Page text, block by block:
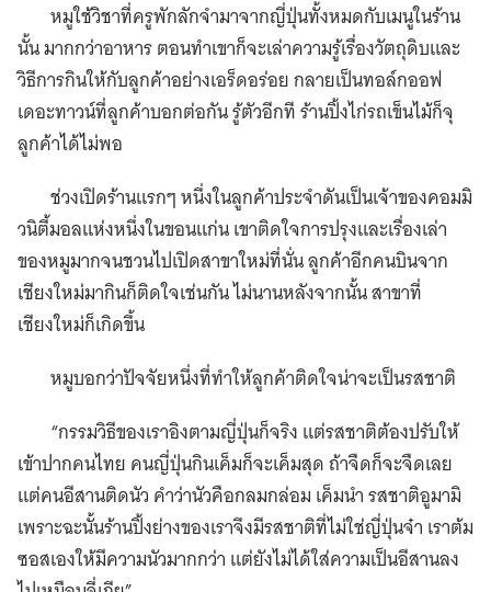
หมูใช้วิชาที่ครูพักลักจำมาจากญี่ปุ่นทั้งหมดกับเมนูในร้าน
นั้น มากกว่าอาหาร ตอนทำเขาก็จะเล่าความรู้เรื่องวัตถุดิบและ
วิธีการกินให้กับลูกค้าอย่างเอร็ดอร่อย กลายเป็นทอล์กออฟ
เดอะทาวน์ที่ลูกค้าบอกต่อกัน รู้ตัวอีกที ร้านปิ้งไก่รถเข็นไม้ก็จุ
ลูกค้าได้ไม่พอ
ช่วงเปิดร้านแรกๆ หนึ่งในลูกค้าประจำดันเป็นเจ้าของคอมมิ
วนิตี้มอลแห่งหนึ่งในขอนแก่น เขาติดใจการปรุงและเรื่องเล่า
ของหมูมากจนชวนไปเปิดสาขาใหม่ที่นั่น ลูกค้าอีกคนบินจาก
เชียงใหม่มากินก็ติดใจเช่นกัน ไม่นานหลังจากนั้น สาขาที่
เชียงใหม่ก็เกิดขึ้น
หมูบอกว่าปัจจัยหนึ่งที่ทำให้ลูกค้าติดใจน่าจะเป็นรสชาติ
“กรรมวิธีของเราอิงตามญี่ปุ่นก็จริง แต่รสชาติต้องปรับให้
เข้าปากคนไทย คนญี่ปุ่นกินเค็มก็จะเค็มสุด ถ้าจืดก็จะจืดเลย
แต่คนอีสานติดนัว คำว่านัวคือกลมกล่อม เค็มนำ รสชาติอูมามิ
เพราะฉะนั้นร้านปิ้งย่างของเราจึงมีรสชาติที่ไม่ใช่ญี่ปุ่นจ๋า เราต้ม
ซอสเองให้มีความนัวมากกว่า แต่ยังไม่ได้ใส่ความเป็นอีสานลง